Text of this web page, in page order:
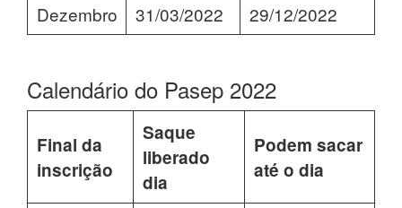
Dezembro
31/03/2022 29/12/2022
Calendário do Pasep 2022
Final da
inscrição
Saque
liberado
dia
Podem sacar
até o dia